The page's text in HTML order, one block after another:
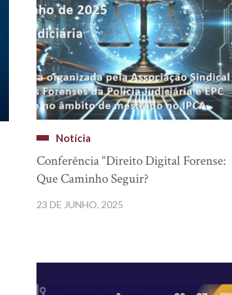
Notícia
Conferência “Direito Digital Forense:
Que Caminho Seguir?
23 DE JUNHO, 2025